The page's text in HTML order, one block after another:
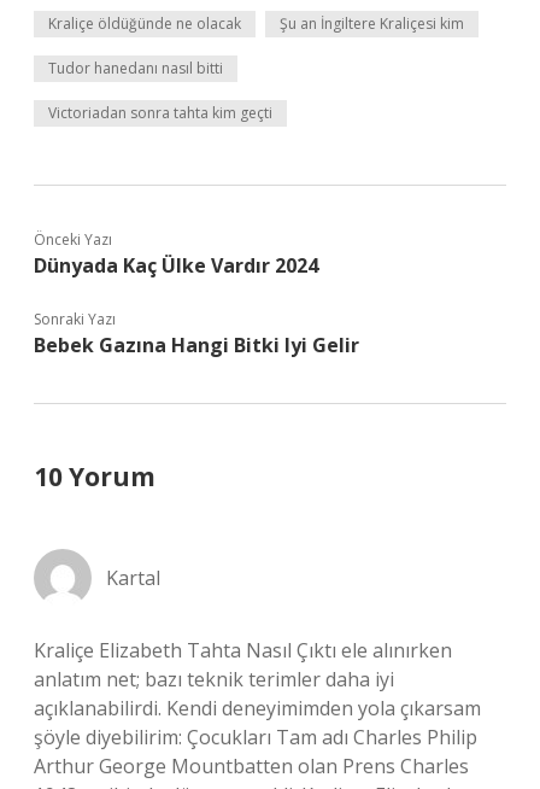
Kraliçe öldüğünde ne olacak Şu an İngiltere Kraliçesi kim
Tudor hanedanı nasıl bitti
Victoriadan sonra tahta kim geçti
Önceki Yazı
Dünyada Kaç Ülke Vardır 2024
Sonraki Yazı
Bebek Gazına Hangi Bitki Iyi Gelir
10 Yorum
Kartal
Kraliçe Elizabeth Tahta Nasıl Çıktı ele alınırken
anlatım net; bazı teknik terimler daha iyi
açıklanabilirdi. Kendi deneyimimden yola çıkarsam
şöyle diyebilirim: Çocukları Tam adı Charles Philip
Arthur George Mountbatten olan Prens Charles